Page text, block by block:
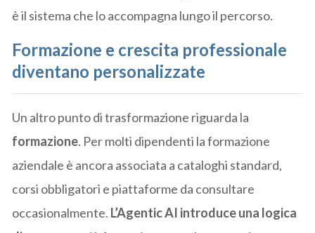
è il sistema che lo accompagna lungo il percorso.
Formazione e crescita professionale
diventano personalizzate
Un altro punto di trasformazione riguarda la
formazione. Per molti dipendenti la formazione
aziendale è ancora associata a cataloghi standard,
corsi obbligatori e piattaforme da consultare
occasionalmente. L’Agentic AI introduce una logica